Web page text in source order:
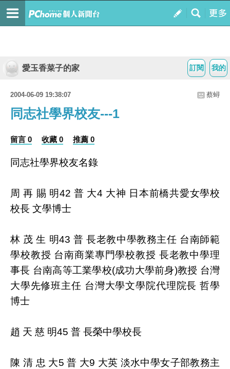
我的
訂閱
愛玉香菜子的家
2004-06-09 19:38:07 蔡蟳
同志社學界校友---1
留言 0 收藏 0 推薦 0
同志社學界校友名錄
周 再 賜 明42 普 大4 大神 日本前橋共愛女學校
校長 文學博士
林 茂 生 明43 普 長老教中學教務主任 台南師範
學校教授 台南商業專門學校教授 長老教中學理
事長 台南高等工業學校(成功大學前身)教授 台灣
大學先修班主任 台灣大學文學院代理院長 哲學
博士
趙 天 慈 明45 普 長榮中學校長
陳 清 忠 大5 普 大9 大英 淡水中學女子部教務主